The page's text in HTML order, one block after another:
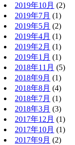
2019年10月 (2)
2019年7月 (1)
2019年5月 (2)
2019年4月 (1)
2019年2月 (1)
2019年1月 (1)
2018年11月 (5)
2018年9月 (1)
2018年8月 (4)
2018年7月 (1)
2018年3月 (3)
2017年12月 (1)
2017年10月 (1)
2017年9月 (2)